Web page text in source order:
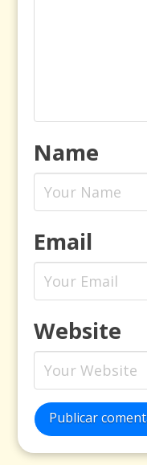
Name
Email
Website
Publicar